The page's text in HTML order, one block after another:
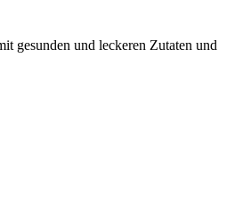
gesunden und leckeren Zutaten und